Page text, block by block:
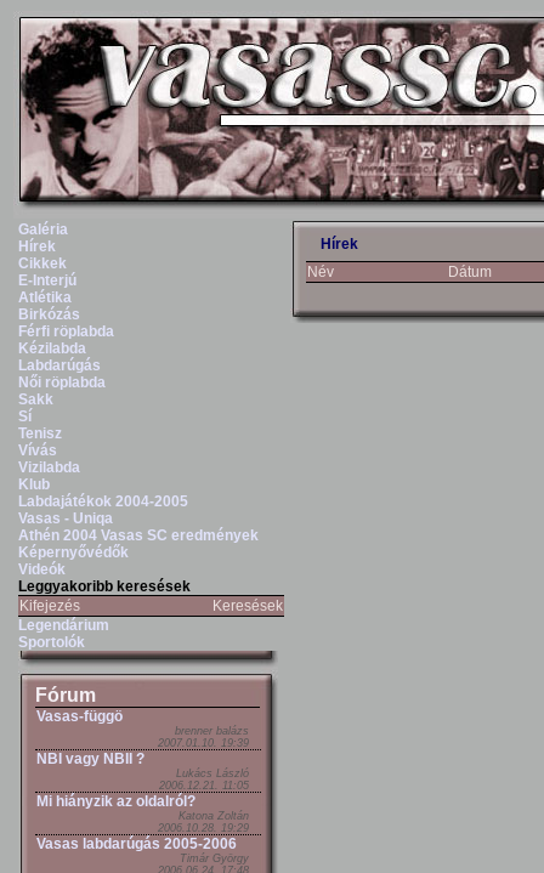
Galéria
Hírek
Cikkek
E-Interjú
Atlétika
Birkózás
Férfi röplabda
Kézilabda
Labdarúgás
Női röplabda
Sakk
Sí
Tenisz
Vívás
Vizilabda
Klub
Labdajátékok 2004-2005
Vasas - Uniqa
Athén 2004 Vasas SC eredmények
Képernyővédők
Videók
Leggyakoribb keresések
Kifejezés
Keresések
Legendárium
Sportolók
Fórum
Vasas-függö
brenner balázs
2007.01.10. 19:39
NBI vagy NBII ?
Lukács László
2006.12.21. 11:05
Mi hiányzik az oldalról?
Katona Zoltán
2006.10.28. 19:29
Vasas labdarúgás 2005-2006
Timár György
2006.06.24. 17:48
Hírek
Név
Dátum